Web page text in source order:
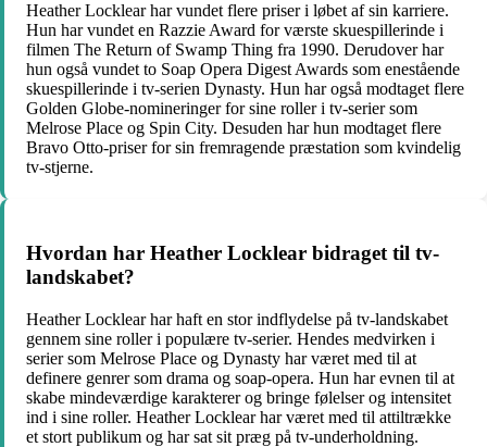
Heather Locklear har vundet flere priser i løbet af sin karriere.
Hun har vundet en Razzie Award for værste skuespillerinde i
filmen The Return of Swamp Thing fra 1990. Derudover har
hun også vundet to Soap Opera Digest Awards som enestående
skuespillerinde i tv-serien Dynasty. Hun har også modtaget flere
Golden Globe-nomineringer for sine roller i tv-serier som
Melrose Place og Spin City. Desuden har hun modtaget flere
Bravo Otto-priser for sin fremragende præstation som kvindelig
tv-stjerne.
Hvordan har Heather Locklear bidraget til tv-
landskabet?
Heather Locklear har haft en stor indflydelse på tv-landskabet
gennem sine roller i populære tv-serier. Hendes medvirken i
serier som Melrose Place og Dynasty har været med til at
definere genrer som drama og soap-opera. Hun har evnen til at
skabe mindeværdige karakterer og bringe følelser og intensitet
ind i sine roller. Heather Locklear har været med til attiltrække
et stort publikum og har sat sit præg på tv-underholdning.